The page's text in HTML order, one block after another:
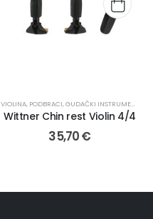
,REZERVNI DIJELOVI
VIOLINA, PODBRACI,GUDAČKI INSTRUMENTI I PRIBOR
Wittner Chin rest Violin 4/4
35,70€